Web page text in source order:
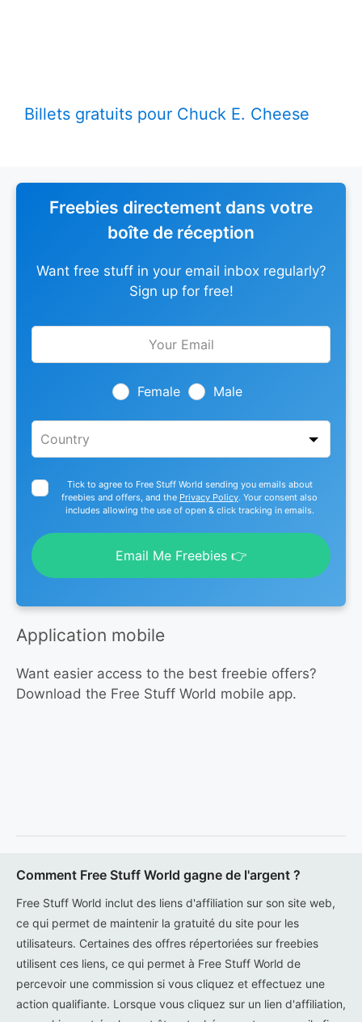
Billets gratuits pour Chuck E. Cheese
Freebies directement dans votre
boîte de réception
Want free stuff in your email inbox regularly?
Sign up for free!
Leave
Female Male
Tick to agree to Free Stuff World sending you emails about
freebies and offers, and the Privacy Policy. Your consent also
includes allowing the use of open & click tracking in emails.
Email Me Freebies 👉
Application mobile
Want easier access to the best freebie offers?
Download the Free Stuff World mobile app.
Comment Free Stuff World gagne de l'argent ?
Free Stuff World inclut des liens d'affiliation sur son site web,
ce qui permet de maintenir la gratuité du site pour les
utilisateurs. Certaines des offres répertoriées sur freebies
utilisent ces liens, ce qui permet à Free Stuff World de
percevoir une commission si vous cliquez et effectuez une
action qualifiante. Lorsque vous cliquez sur un lien d'affiliation,